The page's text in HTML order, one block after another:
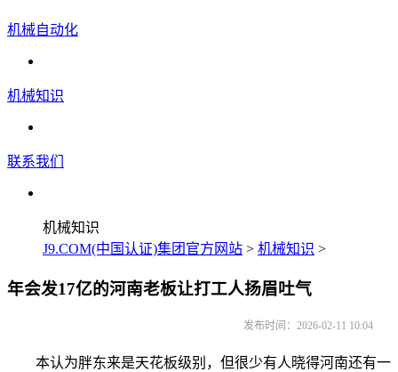
机械自动化
机械知识
联系我们
机械知识
J9.COM(中国认证)集团官方网站 > 机械知识 >
年会发17亿的河南老板让打工人扬眉吐气
发布时间：2026-02-11 10:04
本认为胖东来是天花板级别，但很少有人晓得河南还有一